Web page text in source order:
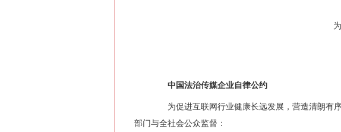
中国法治传媒企业自律公约
为促进互联网行业健康长远发展，营造清朗有序
部门与全社会公众监督：